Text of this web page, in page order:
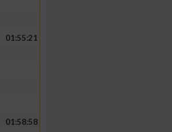
01:55:21
01:58:58